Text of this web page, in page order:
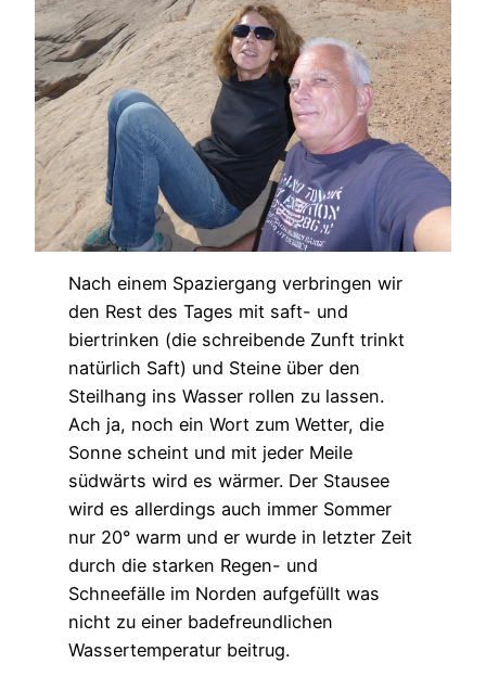
Nach einem Spaziergang verbringen wir
den Rest des Tages mit saft- und
biertrinken (die schreibende Zunft trinkt
natürlich Saft) und Steine über den
Steilhang ins Wasser rollen zu lassen.
Ach ja, noch ein Wort zum Wetter, die
Sonne scheint und mit jeder Meile
südwärts wird es wärmer. Der Stausee
wird es allerdings auch immer Sommer
nur 20° warm und er wurde in letzter Zeit
durch die starken Regen- und
Schneefälle im Norden aufgefüllt was
nicht zu einer badefreundlichen
Wassertemperatur beitrug.